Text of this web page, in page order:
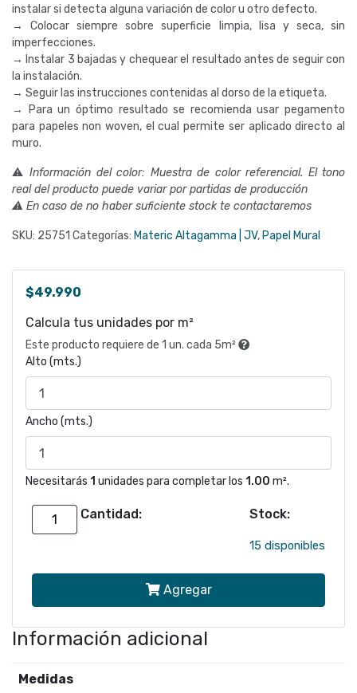
instalar si detecta alguna variación de color u otro defecto.
→ Colocar siempre sobre superficie limpia, lisa y seca, sin
imperfecciones.
→ Instalar 3 bajadas y chequear el resultado antes de seguir con
la instalación.
→ Seguir las instrucciones contenidas al dorso de la etiqueta.
→ Para un óptimo resultado se recomienda usar pegamento
para papeles non woven, el cual permite ser aplicado directo al
muro.
⚠ Información del color: Muestra de color referencial. El tono
real del producto puede variar por partidas de producción
⚠ En caso de no haber suficiente stock te contactaremos
SKU: 25751 Categorías: Materic Altagamma | JV, Papel Mural
$49.990
Calcula tus unidades por m²
Este producto requiere de 1 un. cada 5m²
Alto (mts.)
Ancho (mts.)
Necesitarás 1 unidades para completar los 1.00 m².
Cantidad:
Papel
cantidad
Stock:
15 disponibles
Agregar
Información adicional
Medidas